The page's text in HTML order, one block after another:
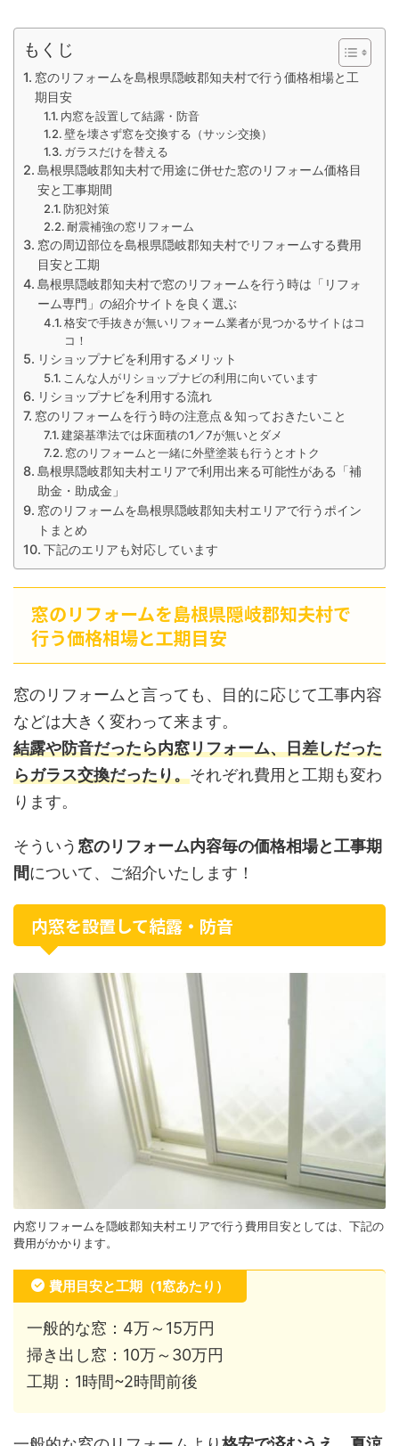
もくじ
窓のリフォームを島根県隠岐郡知夫村で行う価格相場と工
期目安
内窓を設置して結露・防音
壁を壊さず窓を交換する（サッシ交換）
ガラスだけを替える
島根県隠岐郡知夫村で用途に併せた窓のリフォーム価格目
安と工事期間
防犯対策
耐震補強の窓リフォーム
窓の周辺部位を島根県隠岐郡知夫村でリフォームする費用
目安と工期
島根県隠岐郡知夫村で窓のリフォームを行う時は「リフォ
ーム専門」の紹介サイトを良く選ぶ
格安で手抜きが無いリフォーム業者が見つかるサイトはコ
コ！
リショップナビを利用するメリット
こんな人がリショップナビの利用に向いています
リショップナビを利用する流れ
窓のリフォームを行う時の注意点＆知っておきたいこと
建築基準法では床面積の1／7が無いとダメ
窓のリフォームと一緒に外壁塗装も行うとオトク
島根県隠岐郡知夫村エリアで利用出来る可能性がある「補
助金・助成金」
窓のリフォームを島根県隠岐郡知夫村エリアで行うポイン
トまとめ
下記のエリアも対応しています
窓のリフォームを島根県隠岐郡知夫村で
行う価格相場と工期目安
窓のリフォームと言っても、目的に応じて工事内容
などは大きく変わって来ます。
結露や防音だったら内窓リフォーム、日差しだった
らガラス交換だったり。それぞれ費用と工期も変わ
ります。
そういう 窓のリフォーム内容毎の価格相場と工事期
間について、ご紹介いたします！
内窓を設置して結露・防音
内窓リフォームを隠岐郡知夫村エリアで行う費用目安としては、下記の
費用がかかります。
費用目安と工期（1窓あたり）
一般的な窓：4万～15万円
掃き出し窓：10万～30万円
工期：1時間~2時間前後